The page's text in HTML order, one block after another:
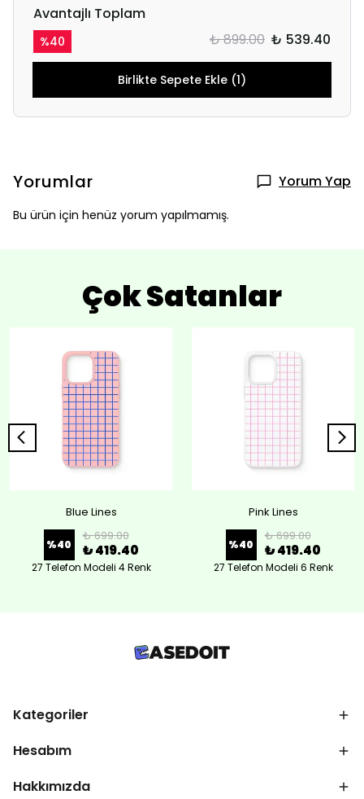
Avantajlı Toplam
%40 ₺ 899.00 ₺ 539.40
Birlikte Sepete Ekle (1)
Yorumlar Yorum Yap
Bu ürün için henüz yorum yapılmamış.
Çok Satanlar
Blue Lines
%40
₺ 699.00
₺ 419.40
27 Telefon Modeli 4 Renk
Pink Lines
%40
₺ 699.00
₺ 419.40
27 Telefon Modeli 6 Renk
Kategoriler
Hesabım
Hakkımızda